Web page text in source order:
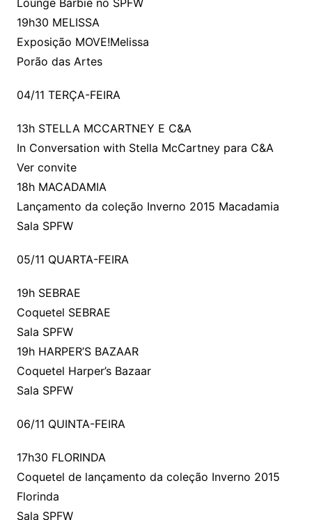
Lounge Barbie no SPFW
19h30 MELISSA
Exposição MOVE!Melissa
Porão das Artes
04/11 TERÇA-FEIRA
13h STELLA MCCARTNEY E C&A
In Conversation with Stella McCartney para C&A
Ver convite
18h MACADAMIA
Lançamento da coleção Inverno 2015 Macadamia
Sala SPFW
05/11 QUARTA-FEIRA
19h SEBRAE
Coquetel SEBRAE
Sala SPFW
19h HARPER’S BAZAAR
Coquetel Harper’s Bazaar
Sala SPFW
06/11 QUINTA-FEIRA
17h30 FLORINDA
Coquetel de lançamento da coleção Inverno 2015
Florinda
Sala SPFW